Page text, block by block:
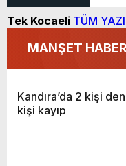
Tek Kocaeli TÜM
MANŞET
Kandıra’da 2 kişi
kişi kayıp